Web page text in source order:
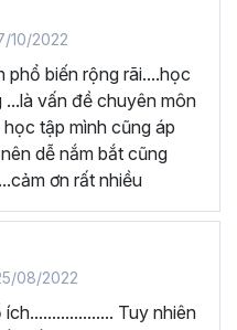
đối tượng muốn tỏa
Excel nâng cao thông
trong công việc.
việc trên các công cụ
giúp đẩy nhân được
hiệu suất làm việc lên
EXG02học viên sẽ có cơ
chỉ với
cần nhấn vào ĐĂNG
trên gitiho.com là xong.
10/2022
phổ biến rộng rãi....học
vấn đề chuyên môn
tập mình cũng áp
dễ nắm bắt cũng
ơn rất nhiều
08/2022
Tuy nhiên